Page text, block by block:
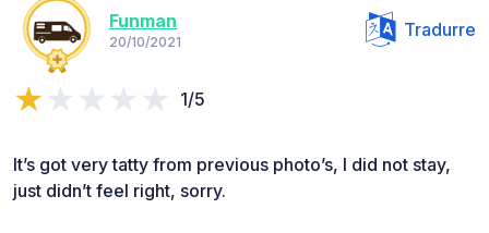
Funman
20/10/2021
Tradurre
1/5
It’s got very tatty from previous photo’s, I did not stay,
just didn’t feel right, sorry.